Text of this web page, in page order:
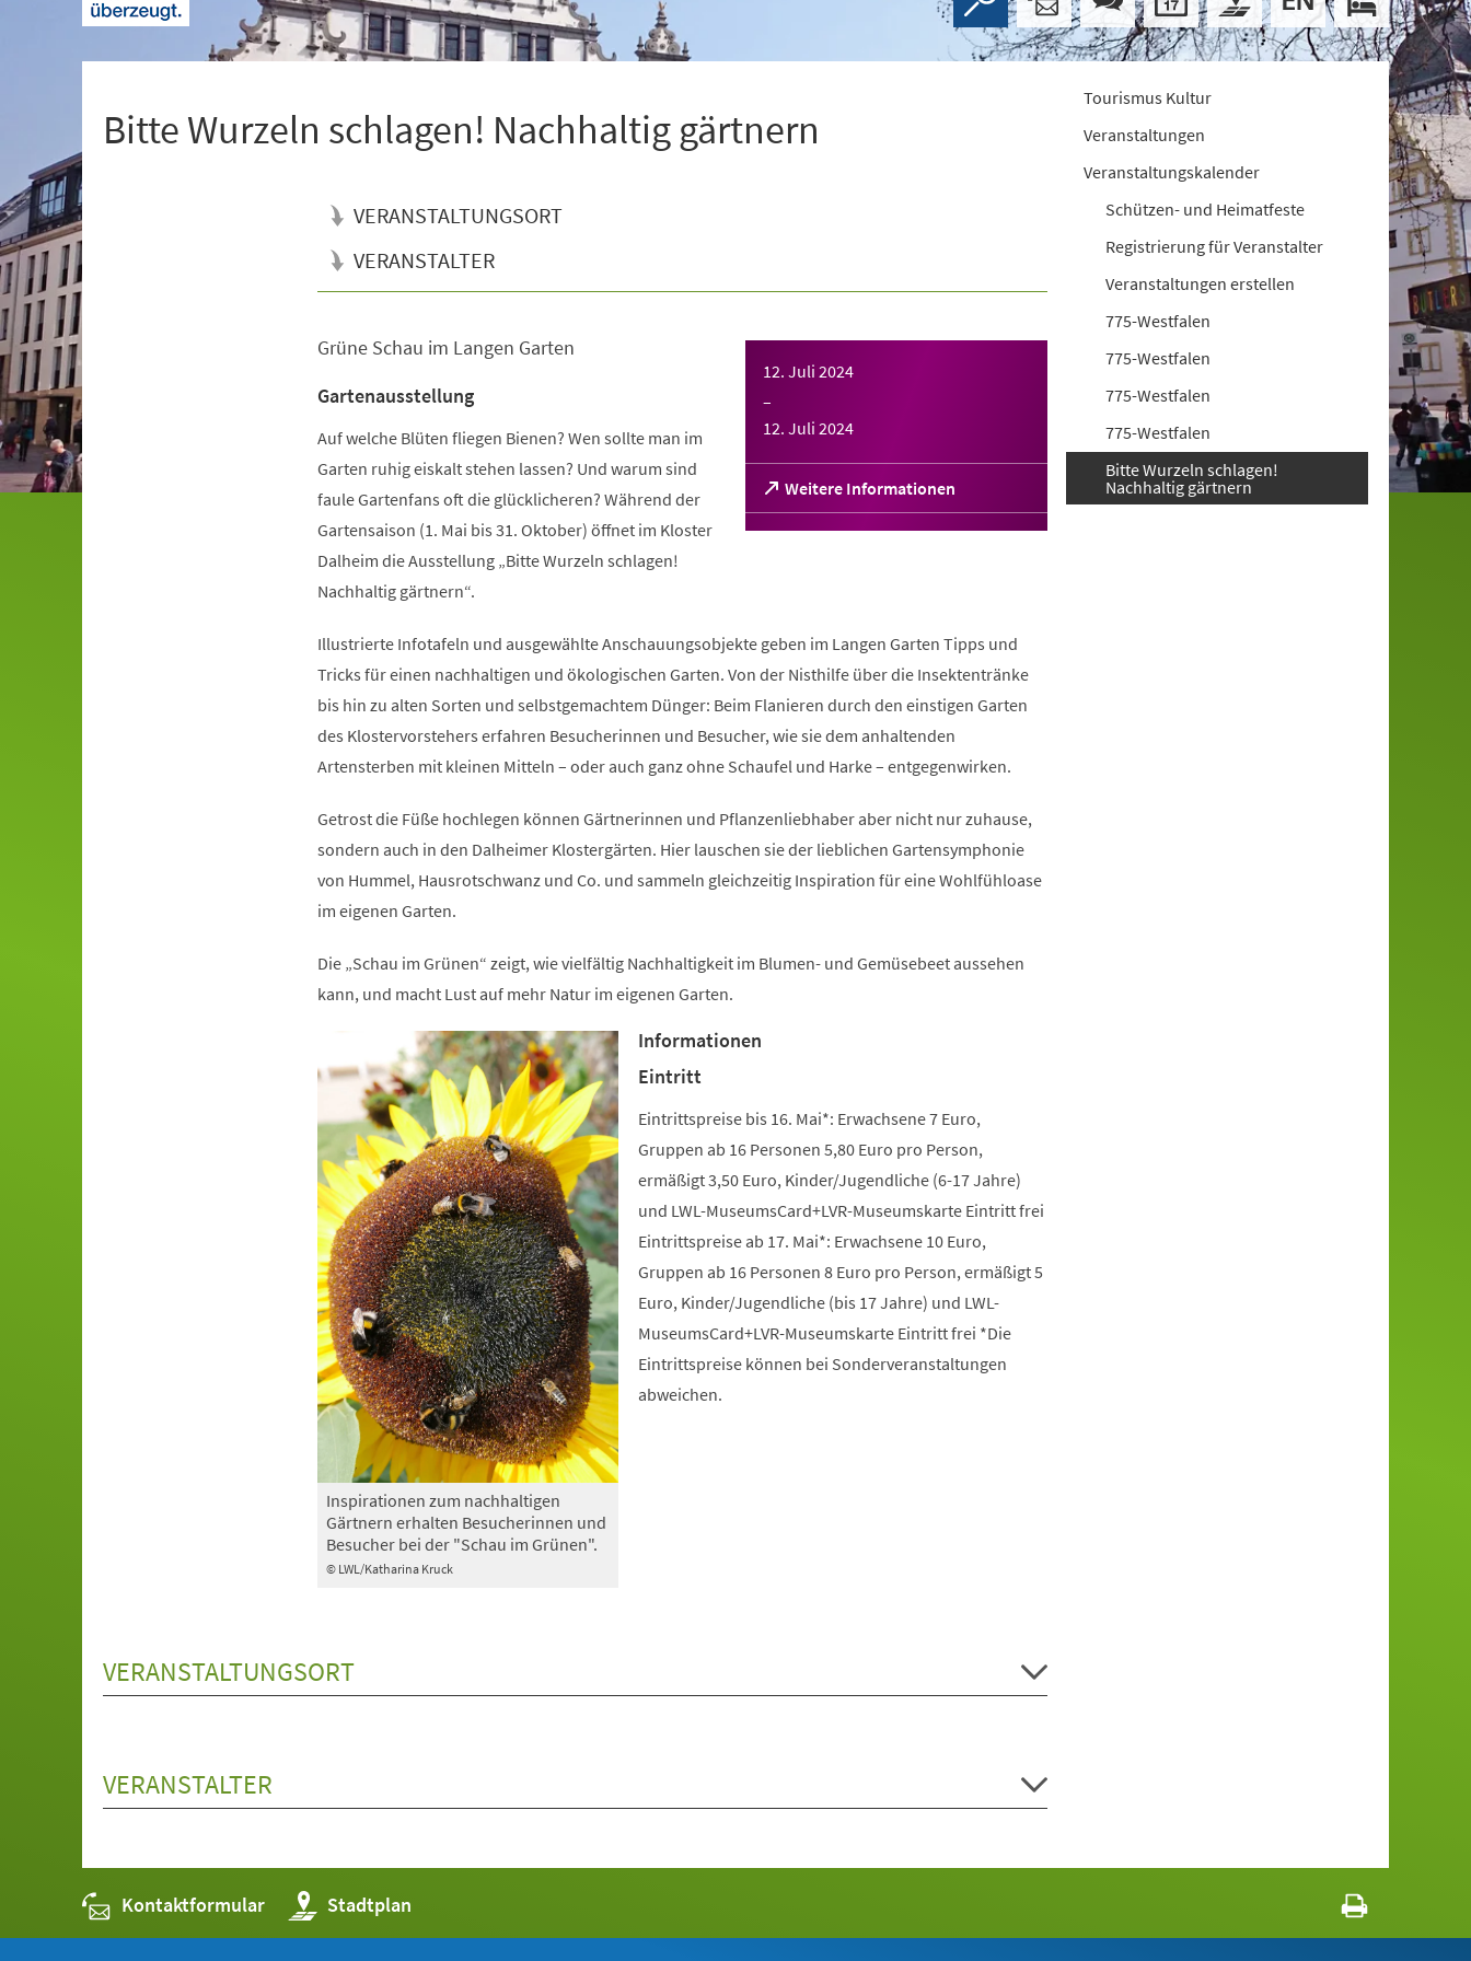
Bitte Wurzeln schlagen! Nachhaltig gärtnern
VERANSTALTUNGSORT
VERANSTALTER
12. Juli 2024
–
12. Juli 2024
Weitere Informationen
(Öffnet
in
einem
Grüne Schau im Langen Garten
Gartenausstellung
Auf welche Blüten fliegen Bienen? Wen sollte man im
Garten ruhig eiskalt stehen lassen? Und warum sind
faule Gartenfans oft die glücklicheren? Während der
Gartensaison (1. Mai bis 31. Oktober) öffnet im Kloster
Dalheim die Ausstellung „Bitte Wurzeln schlagen!
Nachhaltig gärtnern“.
Illustrierte Infotafeln und ausgewählte Anschauungsobjekte geben im Langen Garten Tipps und
Tricks für einen nachhaltigen und ökologischen Garten. Von der Nisthilfe über die Insektentränke
bis hin zu alten Sorten und selbstgemachtem Dünger: Beim Flanieren durch den einstigen Garten
des Klostervorstehers erfahren Besucherinnen und Besucher, wie sie dem anhaltenden
Artensterben mit kleinen Mitteln – oder auch ganz ohne Schaufel und Harke – entgegenwirken.
Getrost die Füße hochlegen können Gärtnerinnen und Pflanzenliebhaber aber nicht nur zuhause,
sondern auch in den Dalheimer Klostergärten. Hier lauschen sie der lieblichen Gartensymphonie
von Hummel, Hausrotschwanz und Co. und sammeln gleichzeitig Inspiration für eine Wohlfühloase
im eigenen Garten.
Die „Schau im Grünen“ zeigt, wie vielfältig Nachhaltigkeit im Blumen- und Gemüsebeet aussehen
kann, und macht Lust auf mehr Natur im eigenen Garten.
© LWL/Katharina Kruck
Inspirationen zum nachhaltigen
Gärtnern erhalten Besucherinnen und
Besucher bei der "Schau im Grünen".
Informationen
Eintritt
Eintrittspreise bis 16. Mai*: Erwachsene 7 Euro,
Gruppen ab 16 Personen 5,80 Euro pro Person,
ermäßigt 3,50 Euro, Kinder/Jugendliche (6-17 Jahre)
und LWL-MuseumsCard+LVR-Museumskarte Eintritt frei
Eintrittspreise ab 17. Mai*: Erwachsene 10 Euro,
Gruppen ab 16 Personen 8 Euro pro Person, ermäßigt 5
Euro, Kinder/Jugendliche (bis 17 Jahre) und LWL-
MuseumsCard+LVR-Museumskarte Eintritt frei *Die
Eintrittspreise können bei Sonderveranstaltungen
abweichen.
VERANSTALTUNGSORT
VERANSTALTER
Tourismus Kultur
Veranstaltungen
Veranstaltungskalender
Schützen- und Heimatfeste
Registrierung für Veranstalter
Veranstaltungen erstellen
775-Westfalen
775-Westfalen
775-Westfalen
775-Westfalen
Bitte Wurzeln schlagen!
Nachhaltig gärtnern
Kontaktformular Stadtplan
(Öffnet
in
einem